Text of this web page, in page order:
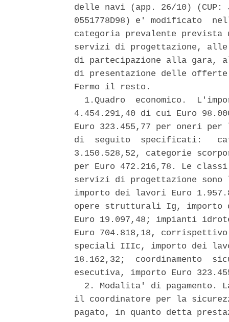
delle navi (app. 26/10) (CUP:
0551778D98) e' modificato
categoria prevalente prevista
servizi di progettazione,
di partecipazione alla gara,
di presentazione delle
Fermo il resto.
1.Quadro  economico.
4.454.291,40 di cui Euro
Euro 323.455,77 per oneri
di  seguito  specificati:
3.150.528,52, categorie
per Euro 472.216,78. Le
servizi di progettazione
importo dei lavori Euro
opere strutturali Ig, importo
Euro 19.097,48; impianti
Euro 704.818,18,
speciali IIIc, importo dei
18.162,32;  coordinamento
esecutiva, importo Euro
2. Modalita' di pagamento.
il coordinatore per la
pagato, in quanto detta